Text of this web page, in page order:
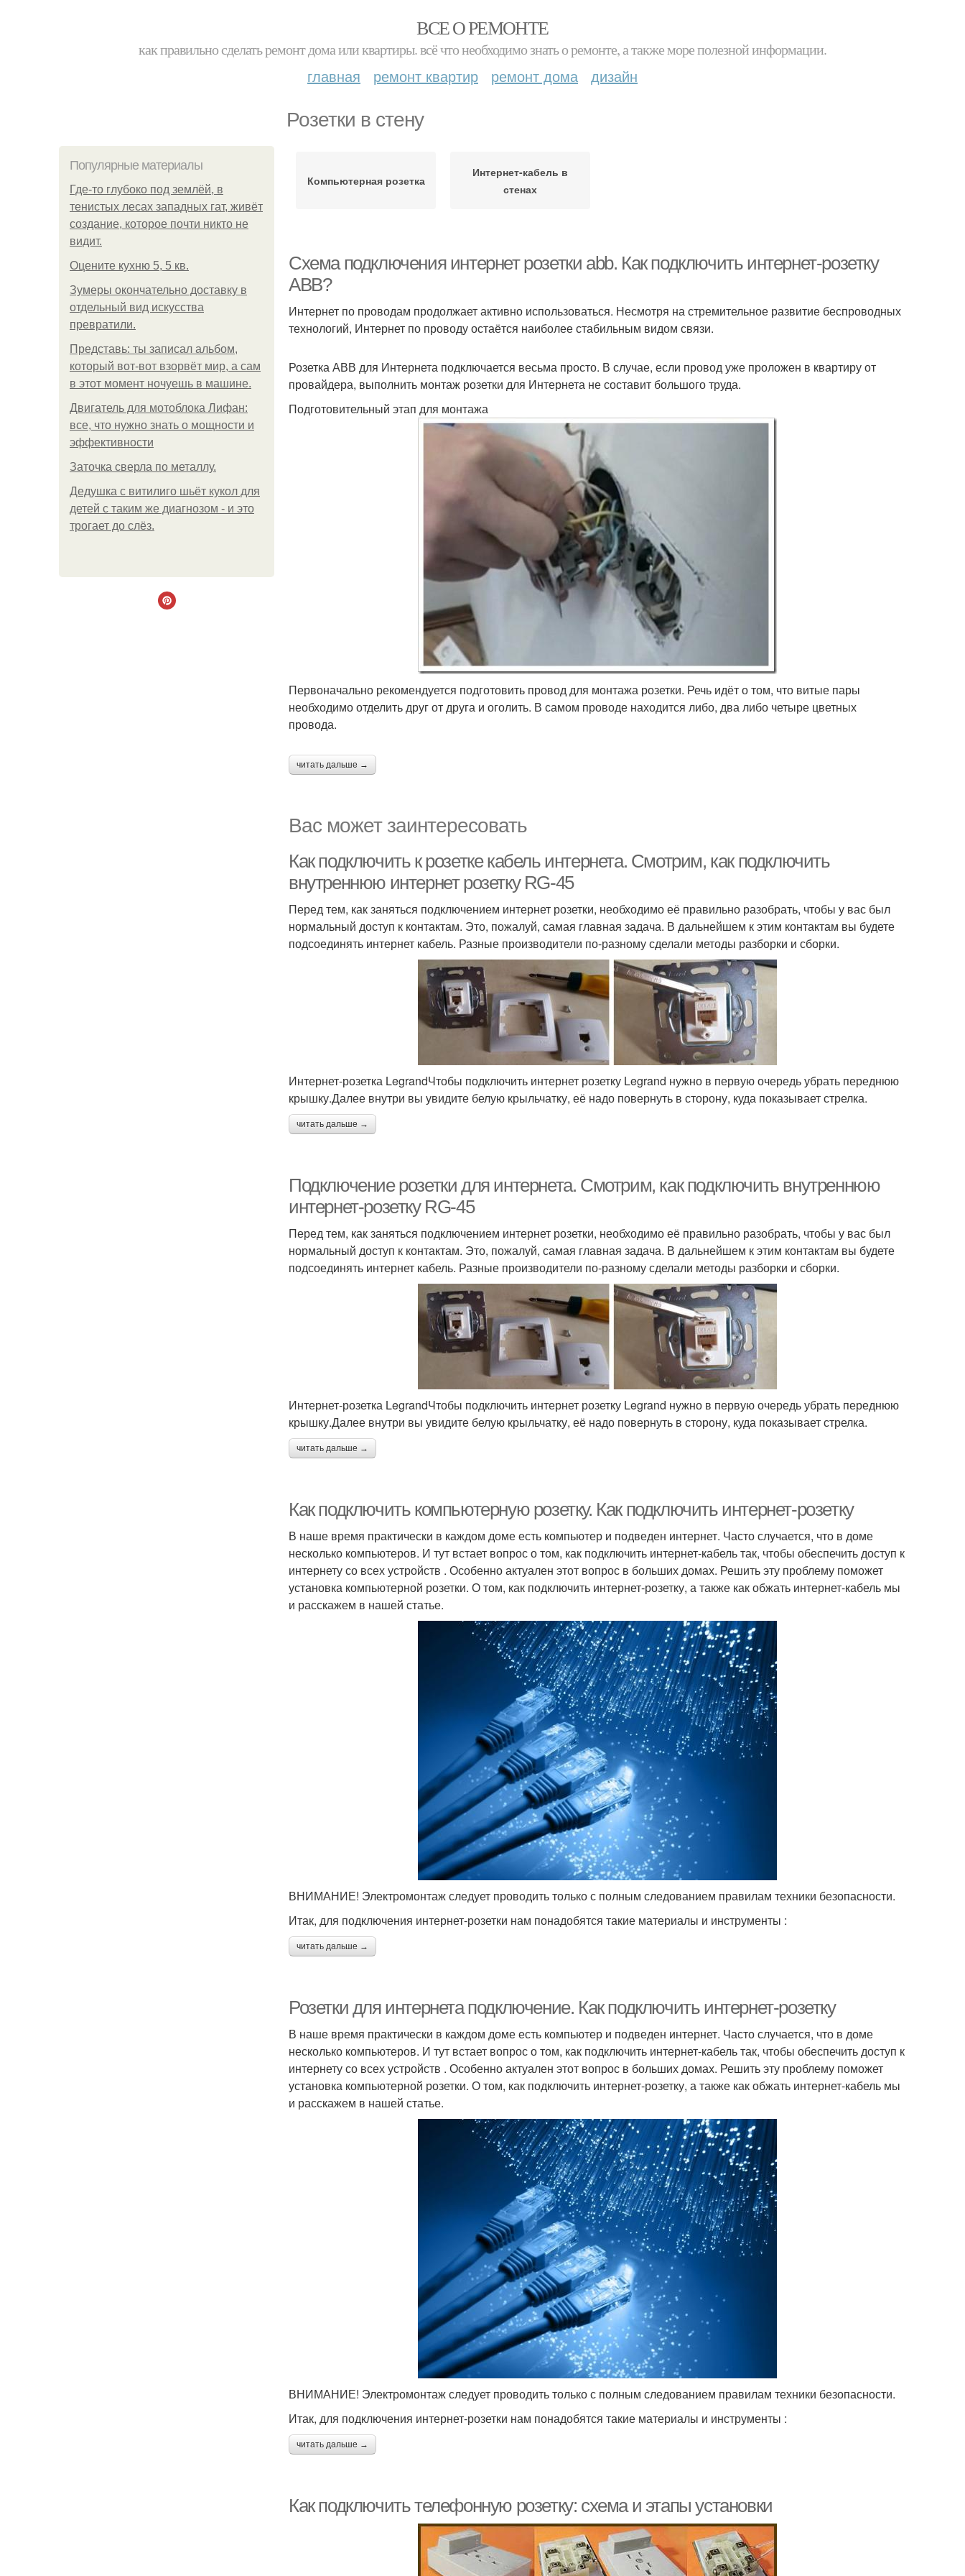
ВСЕ О РЕМОНТЕ
как правильно сделать ремонт дома или квартиры. всё что необходимо знать о ремонте, а также море полезной информации.
главная ремонт квартир ремонт дома дизайн
Розетки в стену
Популярные материалы
Где-то глубоко под землёй, в
тенистых лесах западных гат, живёт
создание, которое почти никто не
видит.
Оцените кухню 5, 5 кв.
Зумеры окончательно доставку в
отдельный вид искусства
превратили.
Представь: ты записал альбом,
который вот-вот взорвёт мир, а сам
в этот момент ночуешь в машине.
Двигатель для мотоблока Лифан:
все, что нужно знать о мощности и
эффективности
Заточка сверла по металлу.
Дедушка с витилиго шьёт кукол для
детей с таким же диагнозом - и это
трогает до слёз.
Компьютерная розетка
Интернет-кабель в
стенах
Схема подключения интернет розетки abb. Как подключить интернет-розетку
ABB?
Интернет по проводам продолжает активно использоваться. Несмотря на стремительное развитие беспроводных
технологий, Интернет по проводу остаётся наиболее стабильным видом связи.
Розетка АВВ для Интернета подключается весьма просто. В случае, если провод уже проложен в квартиру от
провайдера, выполнить монтаж розетки для Интернета не составит большого труда.
Подготовительный этап для монтажа
Первоначально рекомендуется подготовить провод для монтажа розетки. Речь идёт о том, что витые пары
необходимо отделить друг от друга и оголить. В самом проводе находится либо, два либо четыре цветных
провода.
читать дальше →
Вас может заинтересовать
Как подключить к розетке кабель интернета. Смотрим, как подключить
внутреннюю интернет розетку RG-45
Перед тем, как заняться подключением интернет розетки, необходимо её правильно разобрать, чтобы у вас был
нормальный доступ к контактам. Это, пожалуй, самая главная задача. В дальнейшем к этим контактам вы будете
подсоединять интернет кабель. Разные производители по-разному сделали методы разборки и сборки.
Интернет-розетка LegrandЧтобы подключить интернет розетку Legrand нужно в первую очередь убрать переднюю
крышку.Далее внутри вы увидите белую крыльчатку, её надо повернуть в сторону, куда показывает стрелка.
читать дальше →
Подключение розетки для интернета. Смотрим, как подключить внутреннюю
интернет-розетку RG-45
Перед тем, как заняться подключением интернет розетки, необходимо её правильно разобрать, чтобы у вас был
нормальный доступ к контактам. Это, пожалуй, самая главная задача. В дальнейшем к этим контактам вы будете
подсоединять интернет кабель. Разные производители по-разному сделали методы разборки и сборки.
Интернет-розетка LegrandЧтобы подключить интернет розетку Legrand нужно в первую очередь убрать переднюю
крышку.Далее внутри вы увидите белую крыльчатку, её надо повернуть в сторону, куда показывает стрелка.
читать дальше →
Как подключить компьютерную розетку. Как подключить интернет-розетку
В наше время практически в каждом доме есть компьютер и подведен интернет. Часто случается, что в доме
несколько компьютеров. И тут встает вопрос о том, как подключить интернет-кабель так, чтобы обеспечить доступ к
интернету со всех устройств . Особенно актуален этот вопрос в больших домах. Решить эту проблему поможет
установка компьютерной розетки. О том, как подключить интернет-розетку, а также как обжать интернет-кабель мы
и расскажем в нашей статье.
ВНИМАНИЕ! Электромонтаж следует проводить только с полным следованием правилам техники безопасности.
Итак, для подключения интернет-розетки нам понадобятся такие материалы и инструменты :
читать дальше →
Розетки для интернета подключение. Как подключить интернет-розетку
В наше время практически в каждом доме есть компьютер и подведен интернет. Часто случается, что в доме
несколько компьютеров. И тут встает вопрос о том, как подключить интернет-кабель так, чтобы обеспечить доступ к
интернету со всех устройств . Особенно актуален этот вопрос в больших домах. Решить эту проблему поможет
установка компьютерной розетки. О том, как подключить интернет-розетку, а также как обжать интернет-кабель мы
и расскажем в нашей статье.
ВНИМАНИЕ! Электромонтаж следует проводить только с полным следованием правилам техники безопасности.
Итак, для подключения интернет-розетки нам понадобятся такие материалы и инструменты :
читать дальше →
Как подключить телефонную розетку: схема и этапы установки